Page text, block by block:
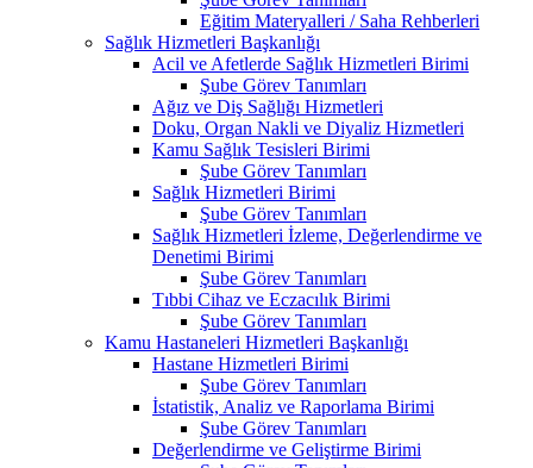
Eğitim Materyalleri / Saha Rehberleri
Sağlık Hizmetleri Başkanlığı
Acil ve Afetlerde Sağlık Hizmetleri Birimi
Şube Görev Tanımları
Ağız ve Diş Sağlığı Hizmetleri
Doku, Organ Nakli ve Diyaliz Hizmetleri
Kamu Sağlık Tesisleri Birimi
Şube Görev Tanımları
Sağlık Hizmetleri Birimi
Şube Görev Tanımları
Sağlık Hizmetleri İzleme, Değerlendirme ve
Denetimi Birimi
Şube Görev Tanımları
Tıbbi Cihaz ve Eczacılık Birimi
Şube Görev Tanımları
Kamu Hastaneleri Hizmetleri Başkanlığı
Hastane Hizmetleri Birimi
Şube Görev Tanımları
İstatistik, Analiz ve Raporlama Birimi
Şube Görev Tanımları
Değerlendirme ve Geliştirme Birimi